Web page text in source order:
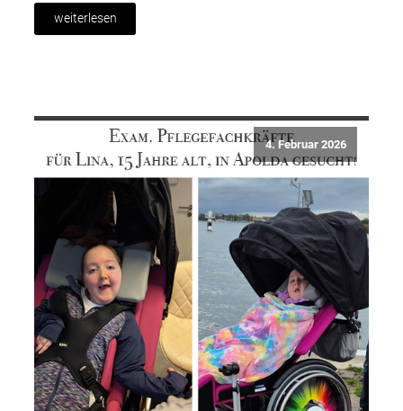
weiterlesen
4. Februar 2026